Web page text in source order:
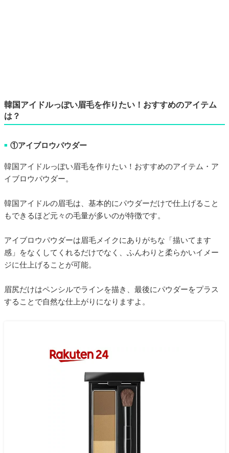
韓国アイドルっぽい眉毛を作りたい！おすすめのアイテム
は？
■ ①アイブロウパウダー
韓国アイドルっぽい眉毛を作りたい！おすすめのアイテム・ア
イブロウパウダー。
韓国アイドルの眉毛は、基本的にパウダーだけで仕上げること
もできるほど元々の毛量が多いのが特徴です。
アイブロウパウダーは眉毛メイクにありがちな「描いてます
感」をなくしてくれるだけでなく、ふんわりと柔らかいイメー
ジに仕上げることが可能。
眉尻だけはペンシルでラインを描き、最後にパウダーをプラス
することで自然な仕上がりになりますよ。